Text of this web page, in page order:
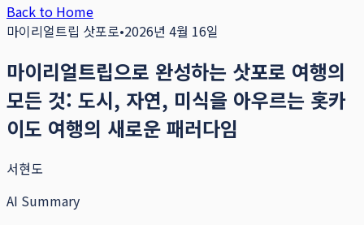
Back to Home
마이리얼트립 삿포로•2026년 4월 16일
마이리얼트립으로 완성하는 삿포로 여행의
모든 것: 도시, 자연, 미식을 아우르는 홋카
이도 여행의 새로운 패러다임
서현도
AI Summary